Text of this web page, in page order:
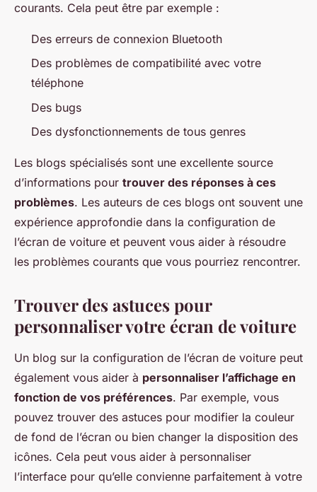
courants. Cela peut être par exemple :
Des erreurs de connexion Bluetooth
Des problèmes de compatibilité avec votre
téléphone
Des bugs
Des dysfonctionnements de tous genres
Les blogs spécialisés sont une excellente source
d’informations pour trouver des réponses à ces
problèmes. Les auteurs de ces blogs ont souvent une
expérience approfondie dans la configuration de
l’écran de voiture et peuvent vous aider à résoudre
les problèmes courants que vous pourriez rencontrer.
Trouver des astuces pour
personnaliser votre écran de voiture
Un blog sur la configuration de l’écran de voiture peut
également vous aider à personnaliser l’affichage en
fonction de vos préférences. Par exemple, vous
pouvez trouver des astuces pour modifier la couleur
de fond de l’écran ou bien changer la disposition des
icônes. Cela peut vous aider à personnaliser
l’interface pour qu’elle convienne parfaitement à votre